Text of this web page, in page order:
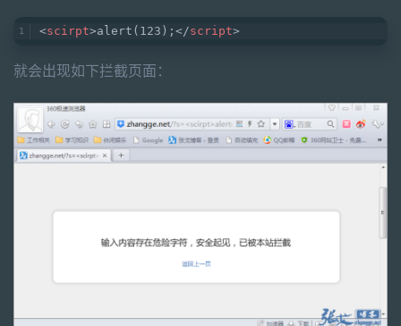
<scirpt>alert(123); </script>
就会出现如下拦截页面：